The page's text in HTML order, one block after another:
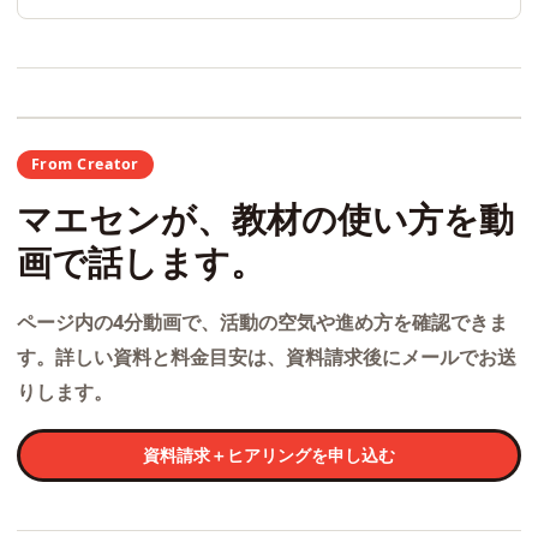
From Creator
マエセンが、教材の使い方を動
画で話します。
ページ内の4分動画で、活動の空気や進め方を確認できま
す。詳しい資料と料金目安は、資料請求後にメールでお送
りします。
資料請求＋ヒアリングを申し込む